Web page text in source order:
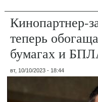
Кинопартнер-
теперь
бумагах и
вт, 10/10/2023 - 18:44